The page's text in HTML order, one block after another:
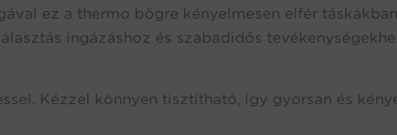
ez a thermo bögre kényelmesen elfér
ingázáshoz és szabadidős
Kézzel könnyen tisztítható, így gyorsan és